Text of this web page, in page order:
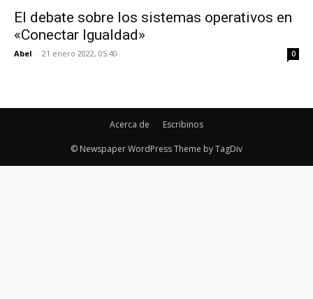
El debate sobre los sistemas operativos en
«Conectar Igualdad»
Abel - 21 enero 2022, 05:40 0
Acerca de Escribinos
© Newspaper WordPress Theme by TagDiv